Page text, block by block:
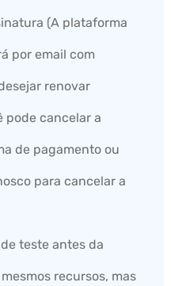
(A plataforma
por email com
renovar
pode cancelar a
de pagamento ou
para cancelar a
teste antes da
recursos, mas